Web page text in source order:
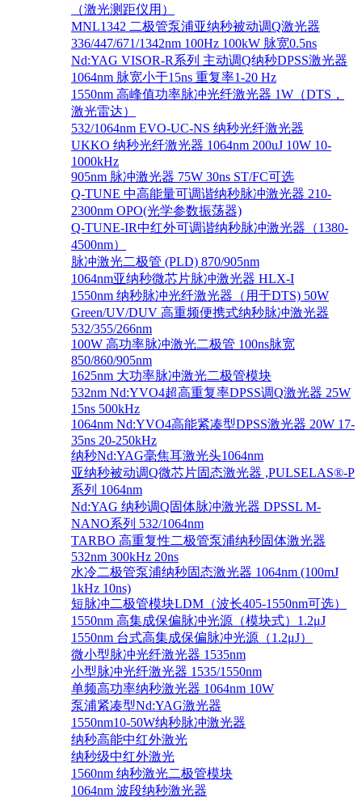
（激光测距仪用）
MNL1342 二极管泵浦亚纳秒被动调Q激光器
336/447/671/1342nm 100Hz 100kW 脉宽0.5ns
Nd:YAG VISOR-R系列 主动调Q纳秒DPSS激光器
1064nm 脉宽小于15ns 重复率1-20 Hz
1550nm 高峰值功率脉冲光纤激光器 1W（DTS，
激光雷达）
532/1064nm EVO-UC-NS 纳秒光纤激光器
UKKO 纳秒光纤激光器 1064nm 200uJ 10W 10-
1000kHz
905nm 脉冲激光器 75W 30ns ST/FC可选
Q-TUNE 中高能量可调谐纳秒脉冲激光器 210-
2300nm OPO(光学参数振荡器)
Q-TUNE-IR中红外可调谐纳秒脉冲激光器（1380-
4500nm）
脉冲激光二极管 (PLD) 870/905nm
1064nm亚纳秒微芯片脉冲激光器 HLX-I
1550nm 纳秒脉冲光纤激光器（用于DTS) 50W
Green/UV/DUV 高重频便携式纳秒脉冲激光器
532/355/266nm
100W 高功率脉冲激光二极管 100ns脉宽
850/860/905nm
1625nm 大功率脉冲激光二极管模块
532nm Nd:YVO4超高重复率DPSS调Q激光器 25W
15ns 500kHz
1064nm Nd:YVO4高能紧凑型DPSS激光器 20W 17-
35ns 20-250kHz
纳秒Nd:YAG毫焦耳激光头1064nm
亚纳秒被动调Q微芯片固态激光器 ,PULSELAS®-P
系列 1064nm
Nd:YAG 纳秒调Q固体脉冲激光器 DPSSL M-
NANO系列 532/1064nm
TARBO 高重复性二极管泵浦纳秒固体激光器
532nm 300kHz 20ns
水冷二极管泵浦纳秒固态激光器 1064nm (100mJ
1kHz 10ns)
短脉冲二极管模块LDM（波长405-1550nm可选）
1550nm 高集成保偏脉冲光源（模块式）1.2μJ
1550nm 台式高集成保偏脉冲光源（1.2μJ）
微小型脉冲光纤激光器 1535nm
小型脉冲光纤激光器 1535/1550nm
单频高功率纳秒激光器 1064nm 10W
泵浦紧凑型Nd:YAG激光器
1550nm10-50W纳秒脉冲激光器
纳秒高能中红外激光
纳秒级中红外激光
1560nm 纳秒激光二极管模块
1064nm 波段纳秒激光器